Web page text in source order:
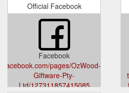
Official Facebook
Facebook
facebook.com/pages/OzWood-
Giftware-Pty-
Ltd/127311857415085